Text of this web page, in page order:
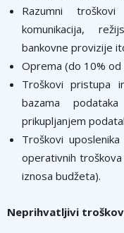
Razumni
komunikacija,
bankovne provizije
Oprema (do 10%
Troškovi pristupa
bazama
prikupljanjem
Troškovi
operativnih
iznosa budžeta).
Neprihvatljivi